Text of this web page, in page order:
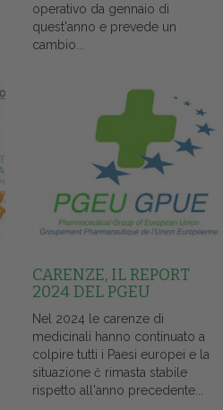
operativo da gennaio di
quest'anno e prevede un
cambio...
CARENZE, IL REPORT
2024 DEL PGEU
Nel 2024 le carenze di
medicinali hanno continuato a
colpire tutti i Paesi europei e la
situazione č rimasta stabile
rispetto all'anno precedente...